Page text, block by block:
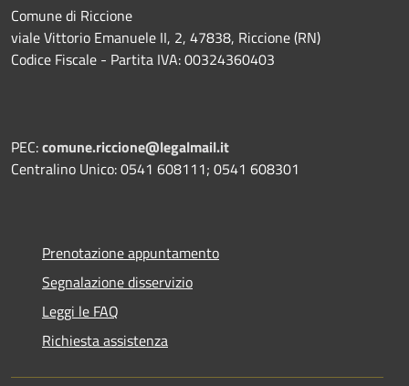
Comune di Riccione
viale Vittorio Emanuele II, 2, 47838, Riccione (RN)
Codice Fiscale - Partita IVA: 00324360403
PEC:comune.riccione@legalmail.it
Centralino Unico: 0541 608111; 0541 608301
Prenotazione appuntamento
Segnalazione disservizio
Leggi le FAQ
Richiesta assistenza